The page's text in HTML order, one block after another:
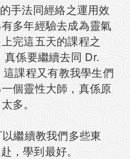
手法同經絡之運用效
多年經驗去成為靈氣
完這五天的課程之
係要繼續去同 Dr.
課程又有教我學生們
個靈性大師，真係原
多。
繼續教我們多些東
，學到最好。